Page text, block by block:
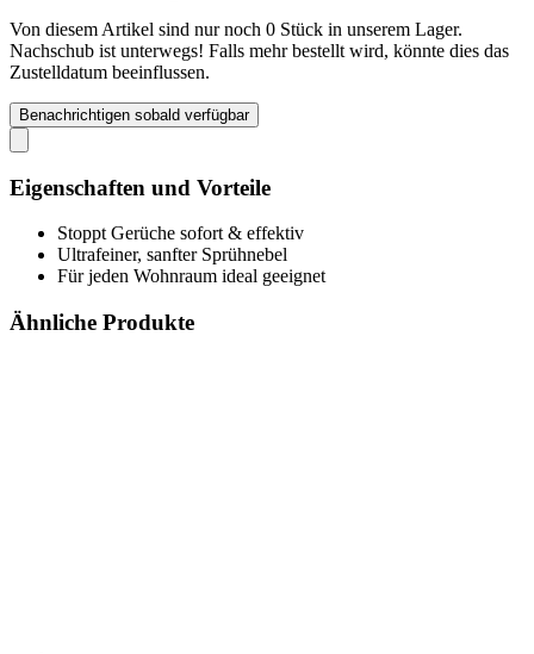
Von diesem Artikel sind nur noch 0 Stück in unserem Lager.
Nachschub ist unterwegs! Falls mehr bestellt wird, könnte dies das
Zustelldatum beeinflussen.
Benachrichtigen sobald verfügbar
Eigenschaften und Vorteile
Stoppt Gerüche sofort & effektiv
Ultrafeiner, sanfter Sprühnebel
Für jeden Wohnraum ideal geeignet
Ähnliche Produkte